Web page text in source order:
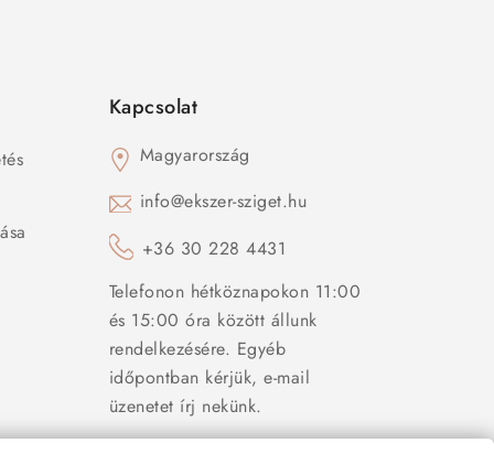
Kapcsolat
Magyarország
info@ekszer-sziget.hu
+36 30 228 4431
Telefonon hétköznapokon 11:00
és 15:00 óra között állunk
rendelkezésére. Egyéb
időpontban kérjük, e-mail
üzenetet írj nekünk.